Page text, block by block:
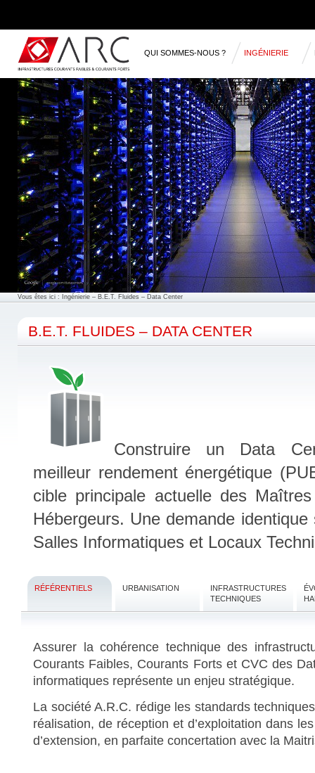
QUI SOMMES-NOUS ? INGÉNIERIE
RÉFÉRENCES
Vous êtes ici : Ingénierie – B.E.T. Fluides – Data Center
B.E.T. FLUIDES – DATA CENTER
Construire un Data
meilleur rendement énergétique
cible principale actuelle des
Hébergeurs. Une demande identique
Salles Informatiques et Locaux
RÉFÉRENTIELS URBANISATION
INFRASTRUCTURES
TECHNIQUES
Assurer la cohérence technique des
Courants Faibles, Courants Forts et CVC des
informatiques représente un enjeu stratégique.
La société A.R.C. rédige les standards
réalisation, de réception et d’exploitation dans
d’extension, en parfaite concertation avec la